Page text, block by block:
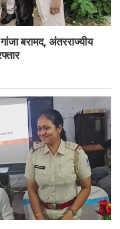
बरामद, अंतरराज्यीय